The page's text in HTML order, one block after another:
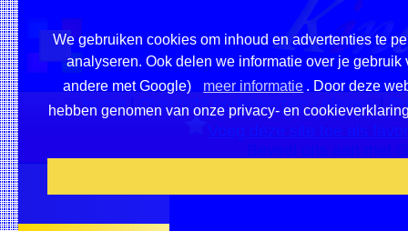
We gebruiken cookies om inhoud en advertenties te
analyseren. Ook delen we informatie over je
andere met Google)
meer informatie . Door deze
hebben genomen van onze privacy- en
Home|Overzicht onderwerpen / pleinen|